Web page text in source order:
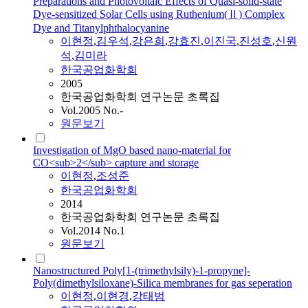
Dye-sensitized Solar Cells using Ruthenium(Ⅱ) Complex
Dye and Titanylphthalocyanine
이현정,김우석,강은희 ,강효진,이진국,진성호,신원
석,김미라
한국공업화학회
2005
한국공업화학회 연구논문 초록집
Vol.2005 No.-
원문보기
Investigation of MgO based nano-material for
CO<sub>2</sub> capture and storage
이현정,조성준
한국공업화학회
2014
한국공업화학회 연구논문 초록집
Vol.2014 No.1
원문보기
Nanostructured Poly[1-(trimethylsily)-1-propyne]-
Poly(dimethylsiloxane)-Silica membranes for gas seperation
이현정,이현경,강태범